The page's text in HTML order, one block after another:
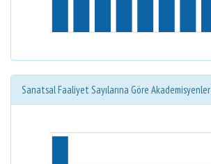
Sanatsal Faaliyet Sayılarına Göre Akademisyenler